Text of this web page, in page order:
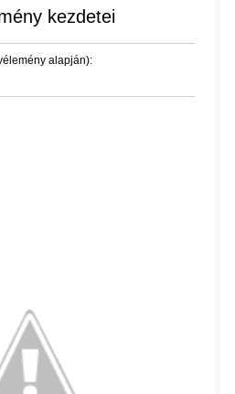
kezdetei
alapján):